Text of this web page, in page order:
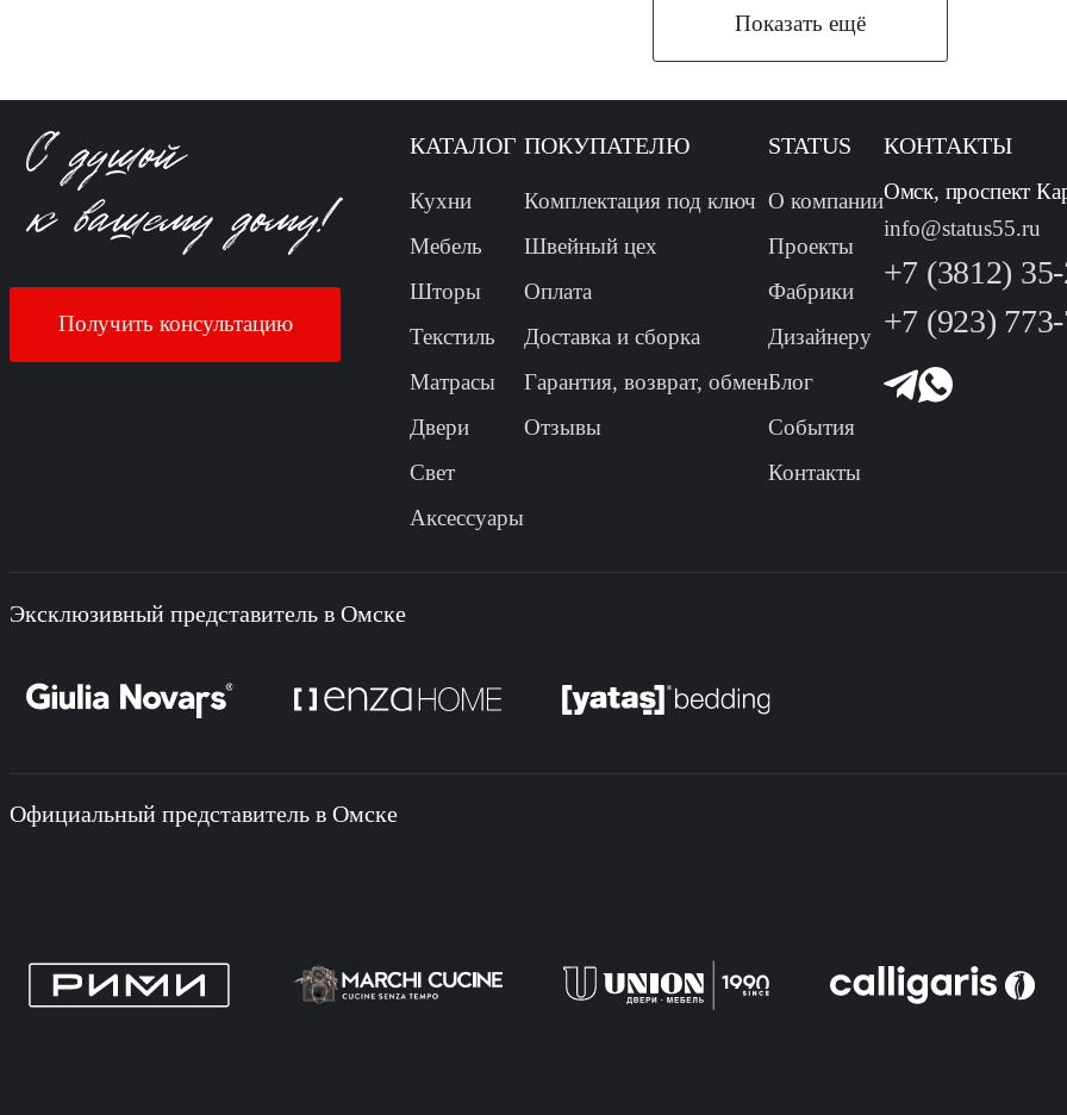
Показать ещё
Получить консультацию
КАТАЛОГ
Кухни
Мебель
Шторы
Текстиль
Матрасы
Двери
Свет
Аксессуары
ПОКУПАТЕЛЮ
Комплектация под ключ
Швейный цех
Оплата
Доставка и сборка
Гарантия, возврат, обмен
Отзывы
STATUS
О компании
Проекты
Фабрики
Дизайнеру
Блог
События
Контакты
КОНТАКТЫ
Омск, проспект
info@status55.ru
+7 (3812)
+7 (923)
Эксклюзивный представитель в Омске
Официальный представитель в Омске